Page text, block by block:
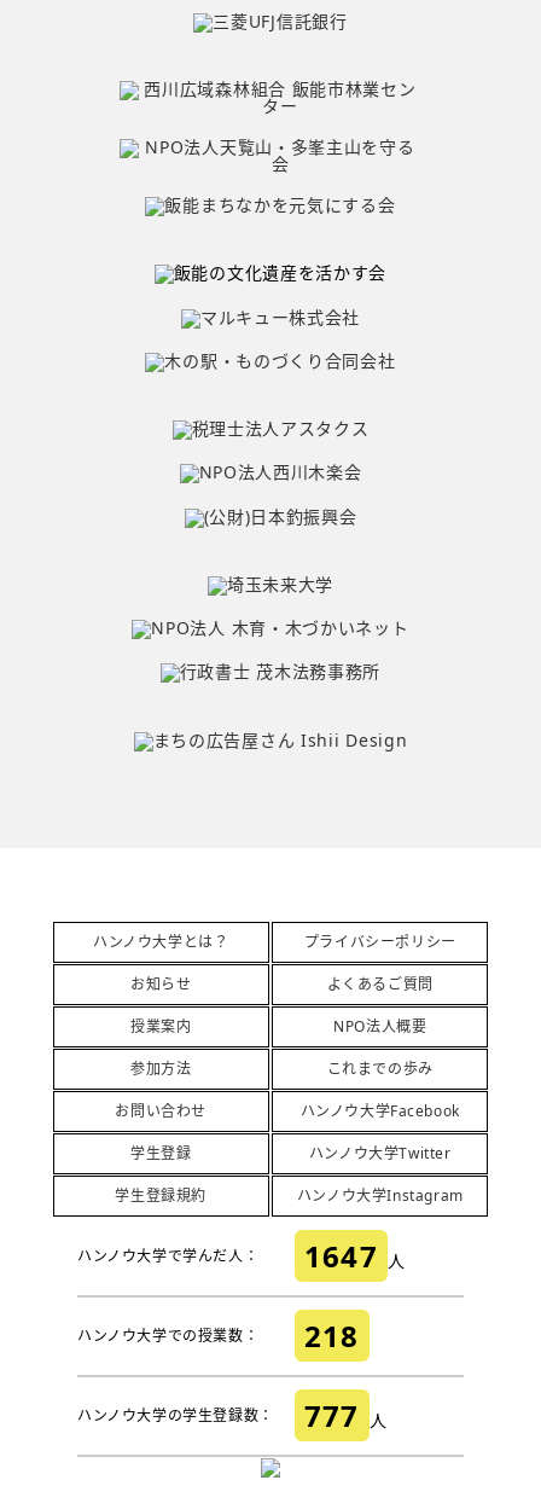
ハンノウ大学とは？
お知らせ
授業案内
参加方法
お問い合わせ
学生登録
学生登録規約
プライバシーポリシー
よくあるご質問
NPO法人概要
これまでの歩み
ハンノウ大学Facebook
ハンノウ大学Twitter
ハンノウ大学Instagram
ハンノウ大学で学んだ人： 1647 人
ハンノウ大学での授業数： 218
ハンノウ大学の学生登録数： 777 人